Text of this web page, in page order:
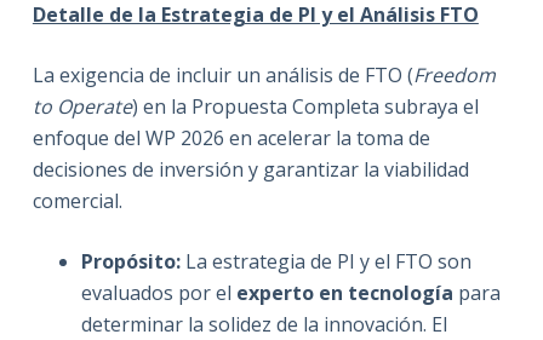
Detalle de la Estrategia de PI y el Análisis FTO
La exigencia de incluir un análisis de FTO (Freedom
to Operate) en la Propuesta Completa subraya el
enfoque del WP 2026 en acelerar la toma de
decisiones de inversión y garantizar la viabilidad
comercial.
Propósito:La estrategia de PI y el FTO son
evaluados por el experto en tecnología para
determinar la solidez de la innovación. El